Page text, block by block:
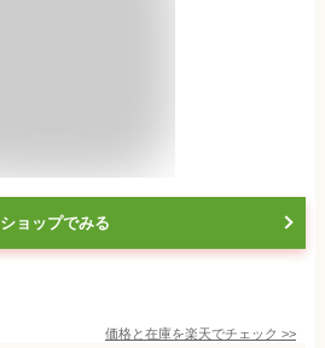
ショップでみる
価格と在庫を楽天でチェック >>